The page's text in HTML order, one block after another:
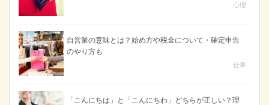
心理
自営業の意味とは？始め方や税金について・確定申告
のやり方も
仕事
「こんにちは」と「こんにちわ」どちらが正しい？理